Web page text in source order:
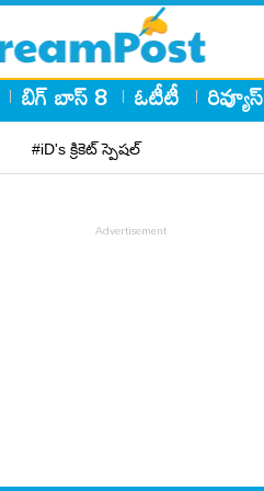
బిగ్ బాస్ 8 ఓటీటీ రివ్యూస్
#iD's క్రికెట్ స్పెషల్